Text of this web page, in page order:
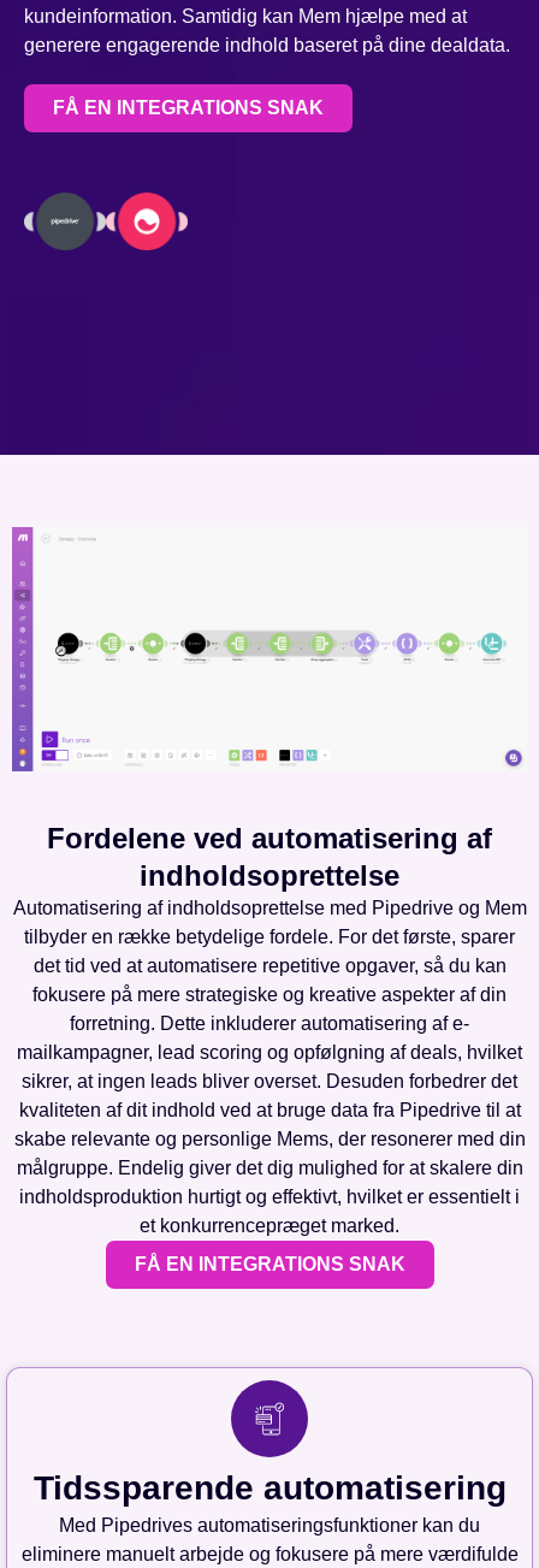
kundeinformation. Samtidig kan Mem hjælpe med at
generere engagerende indhold baseret på dine dealdata.
FÅ EN INTEGRATIONS SNAK
Fordelene ved automatisering af
indholdsoprettelse
Automatisering af indholdsoprettelse med Pipedrive og Mem
tilbyder en række betydelige fordele. For det første, sparer
det tid ved at automatisere repetitive opgaver, så du kan
fokusere på mere strategiske og kreative aspekter af din
forretning. Dette inkluderer automatisering af e-
mailkampagner, lead scoring og opfølgning af deals, hvilket
sikrer, at ingen leads bliver overset. Desuden forbedrer det
kvaliteten af dit indhold ved at bruge data fra Pipedrive til at
skabe relevante og personlige Mems, der resonerer med din
målgruppe. Endelig giver det dig mulighed for at skalere din
indholdsproduktion hurtigt og effektivt, hvilket er essentielt i
et konkurrencepræget marked.
FÅ EN INTEGRATIONS SNAK
Tidssparende automatisering
Med Pipedrives automatiseringsfunktioner kan du
eliminere manuelt arbejde og fokusere på mere værdifulde